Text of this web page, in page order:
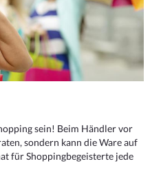
sein! Beim Händler vor
sondern kann die Ware auf
für Shoppingbegeisterte jede